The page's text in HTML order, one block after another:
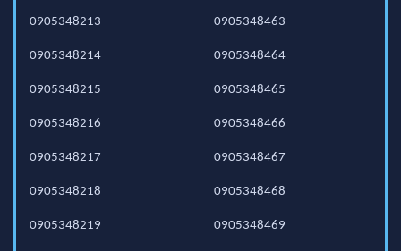
0905348213
0905348214
0905348215
0905348216
0905348217
0905348218
0905348219
0905348463
0905348464
0905348465
0905348466
0905348467
0905348468
0905348469